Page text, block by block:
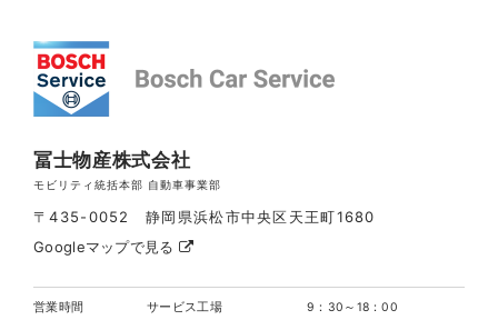
冨士物産株式会社
モビリティ統括本部 自動車事業部
〒435-0052 静岡県浜松市中央区天王町1680
Googleマップで見る
営業時間 サービス工場 9：30～18：00